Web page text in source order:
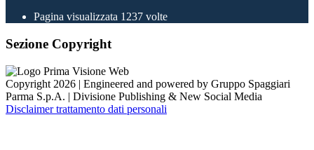
Pagina visualizzata 1237 volte
Sezione Copyright
Copyright 2026 | Engineered and powered by Gruppo Spaggiari
Parma S.p.A. | Divisione Publishing & New Social Media
Disclaimer trattamento dati personali